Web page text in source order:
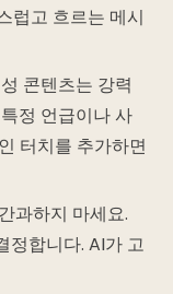
럽고 흐르는 메시
콘텐츠는 강력
정 언급이나 사
터치를 추가하면
과하지 마세요.
정합니다. AI가 고